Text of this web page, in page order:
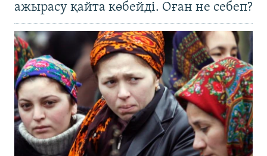
ажырасу қайта көбейді. Оған не себеп?